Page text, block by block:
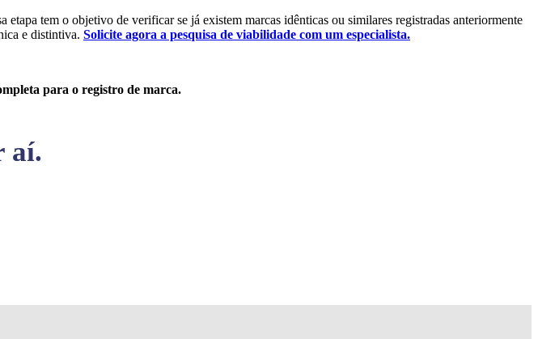
etapa tem o objetivo de verificar se já existem marcas idênticas ou similares registradas anteriormente
e distintiva. Solicite agora a pesquisa de viabilidade com um especialista.
para o registro de marca.
aí.